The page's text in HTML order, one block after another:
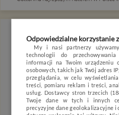
POKOJE I
DLA
Odpowiedzialne korzystanie
My i nasi partnerzy
technologii do
informacji na Twoim urządzeniu
osobowych, takich jak Twój adres
przeglądania, w celu
treści, pomiaru reklam i treści,
usług. Dostawcy stron trzecich
Twoje dane w tych i innych
precyzyjne dane geolokalizacyjne i